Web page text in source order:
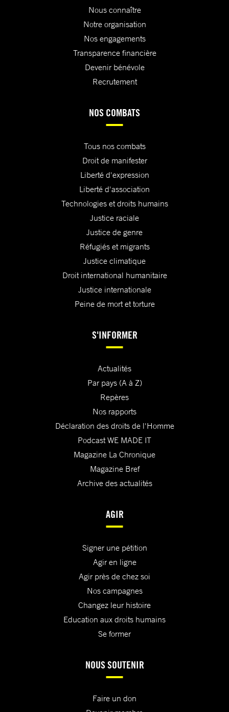
Nous connaître
Notre organisation
Nos engagements
Transparence financière
Devenir bénévole
Recrutement
NOS COMBATS
Tous nos combats
Droit de manifester
Liberté d'expression
Liberté d'association
Technologies et droits humains
Justice raciale
Justice de genre
Réfugiés et migrants
Justice climatique
Droit international humanitaire
Justice internationale
Peine de mort et torture
S'INFORMER
Actualités
Par pays (A à Z)
Repères
Nos rapports
Déclaration des droits de l'Homme
Podcast WE MADE IT
Magazine La Chronique
Magazine Bref
Archive des actualités
AGIR
Signer une pétition
Agir en ligne
Agir près de chez soi
Nos campagnes
Changez leur histoire
Education aux droits humains
Se former
NOUS SOUTENIR
Faire un don